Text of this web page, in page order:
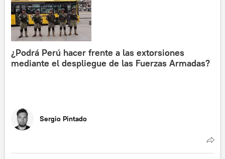
¿Podrá Perú hacer frente a las extorsiones
mediante el despliegue de las Fuerzas Armadas?
Sergio Pintado